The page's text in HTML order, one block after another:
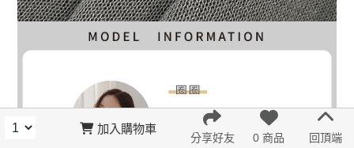
加入購物車
回頂端
0 商品
分享好友